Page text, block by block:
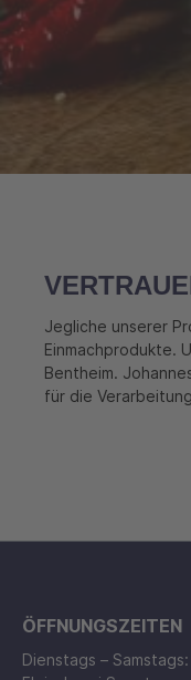
Jegliche unserer
Einmachprodukte.
Bentheim.
für die
ÖFFNUNGSZEITEN
Dienstags –